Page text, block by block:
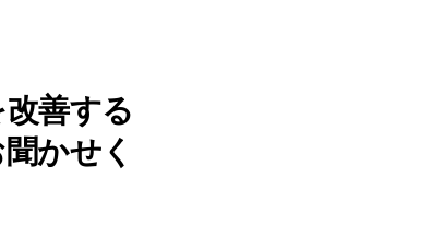
善する
かせく